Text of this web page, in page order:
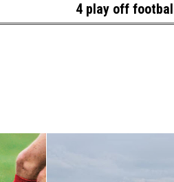
4 play off